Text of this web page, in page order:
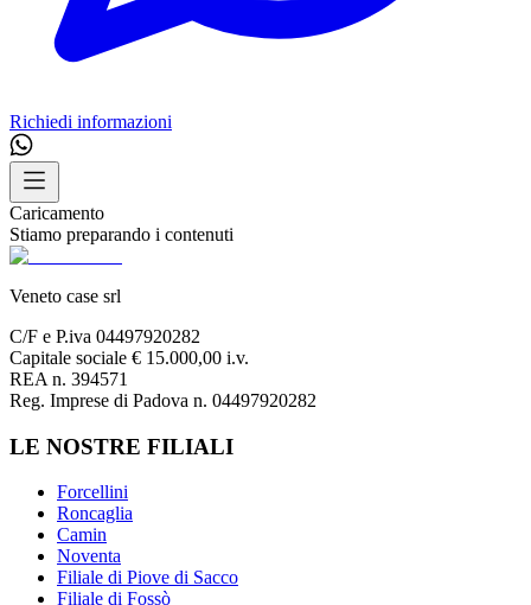
Richiedi informazioni
Caricamento
Stiamo preparando i contenuti
Veneto case srl
C/F e P.iva 04497920282
Capitale sociale € 15.000,00 i.v.
REA n. 394571
Reg. Imprese di Padova n. 04497920282
LE NOSTRE FILIALI
Forcellini
Roncaglia
Camin
Noventa
Filiale di Piove di Sacco
Filiale di Fossò